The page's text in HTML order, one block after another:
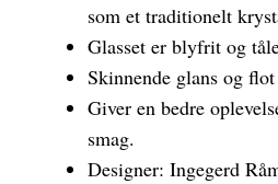
som et traditionelt
Glasset er blyfrit og
Skinnende glans og
Giver en bedre
smag.
Designer: Ingegerd